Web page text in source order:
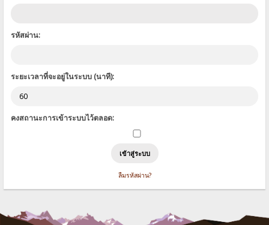
รหัสผ่าน:
ระยะเวลาที่จะอยู่ในระบบ (นาที):
คงสถานะการเข้าระบบไว้ตลอด:
ลืมรหัสผ่าน?